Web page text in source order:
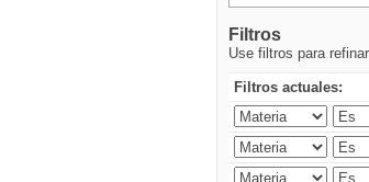
Filtros
Use filtros para
Filtros actuales: